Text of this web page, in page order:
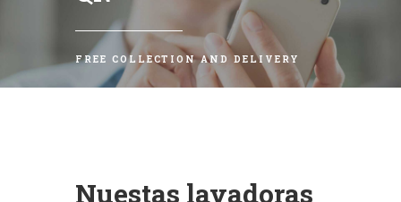
FREE COLLECTION AND DELIVERY
Nuestas lavadoras